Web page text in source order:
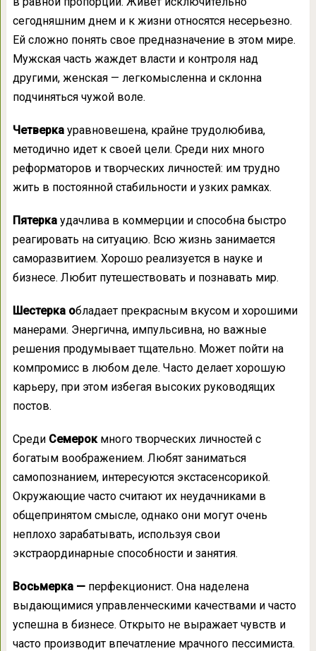
сегодняшним днем и к жизни относятся несерьезно.
Ей сложно понять свое предназначение в этом мире.
Мужская часть жаждет власти и контроля над
другими, женская — легкомысленна и склонна
подчиняться чужой воле.
Четверкауравновешена, крайне трудолюбива,
методично идет к своей цели. Среди них много
реформаторов и творческих личностей: им трудно
жить в постоянной стабильности и узких рамках.
Пятеркаудачлива в коммерции и способна быстро
реагировать на ситуацию. Всю жизнь занимается
саморазвитием. Хорошо реализуется в науке и
бизнесе. Любит путешествовать и познавать мир.
Шестерка обладает прекрасным вкусом и хорошими
манерами. Энергична, импульсивна, но важные
решения продумывает тщательно. Может пойти на
компромисс в любом деле. Часто делает хорошую
карьеру, при этом избегая высоких руководящих
постов.
СредиСемерок много творческих личностей с
богатым воображением. Любят заниматься
самопознанием, интересуются экстасенсорикой.
Окружающие часто считают их неудачниками в
общепринятом смысле, однако они могут очень
неплохо зарабатывать, используя свои
экстраординарные способности и занятия.
Восьмерка — перфекционист. Она наделена
выдающимися управленческими качествами и часто
успешна в бизнесе. Открыто не выражает чувств и
часто производит впечатление мрачного пессимиста.